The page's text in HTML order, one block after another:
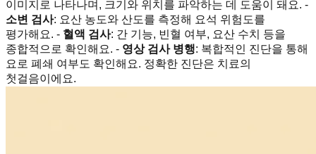
이미지로 나타나며, 크기와 위치를 파악하는 데 도움이 돼요. -
소변 검사: 요산 농도와 산도를 측정해 요석 위험도를
평가해요. - 혈액 검사: 간 기능, 빈혈 여부, 요산 수치 등을
종합적으로 확인해요. - 영상 검사 병행: 복합적인 진단을 통해
요로 폐쇄 여부도 확인해요. 정확한 진단은 치료의
첫걸음이에요.